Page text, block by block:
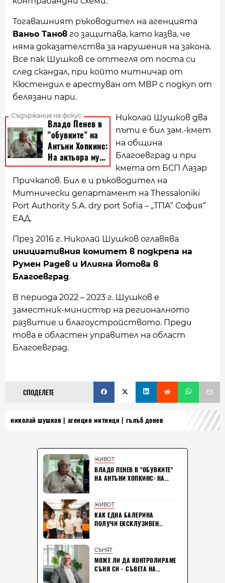
Тогавашният ръководител на агенцията
Ваньо Танов го защитава, като казва, че
няма доказателства за нарушения на закона.
Все пак Шушков се оттегля от поста си
след скандал, при който митничар от
Кюстендил е арестуван от МВР с подкуп от
белязани пари.
Николай Шушков два
пъти е бил зам.-кмет
на община
Благоевград и при
кмета от БСП Лазар
Причкапов. Бил е и ръководител на
Митнически департамент на Thessaloniki
Port Authority S.A. dry port Sofia – „ТПА“ София“
ЕАД.
През 2016 г. Николай Шушков оглавява
инициативния комитет в подкрепа на
Румен Радев и Илияна Йотова в
Благоевград.
В периода 2022 – 2023 г. Шушков е
заместник-министър на регионалното
развитие и благоустройството. Преди
това е областен управител на област
Благоевград.
СПОДЕЛЕТЕ
николай шушков агенция митници гълъб донев